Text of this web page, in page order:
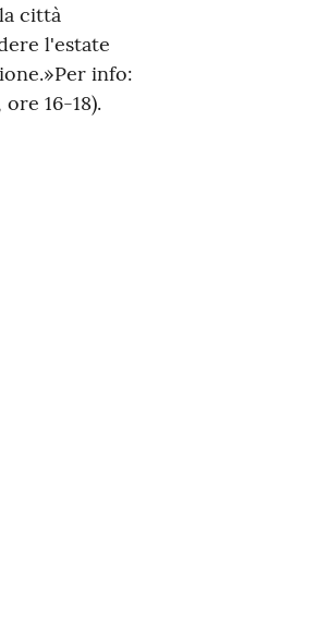
città
l'estate
info:
16-18).